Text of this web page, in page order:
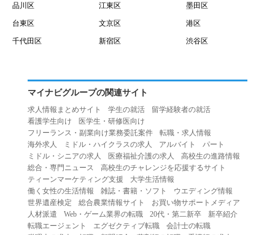
開始日前までに、利用者が賃貸借契約を解除することを意
味します。
１３.「中途解約」とは、賃貸借契約期間の途中で、利用者
１.利用者は、本サービスを利用する上で次の各号に定める
とします。
（１）重複、虚偽の情報、または自己以外の情報を登録す
る行為
（２）第三者になりすまして本サービスを利用する行為
（３）当社または第三者の著作権等の知的財産権、プライ
バシー、その他の権利を侵害する行為
（４）当社または第三者を誹謗中傷する行為
（５）当社または第三者に不利益を与える行為
品川区 江東区 墨田区
台東区 文京区 港区
千代田区 新宿区 渋谷区
マイナビグループの関連サイト
求人情報まとめサイト 学生の就活
留学経験者の就活
看護学生向け
医学生・研修医向け
フリーランス・副業向け業務委託案件
転職・求人情報
海外求人
ミドル・ハイクラスの求人 アルバイト
パート
ミドル・シニアの求人
医療福祉介護の求人
高校生の進路情報
総合・専門ニュース
高校生のチャレンジを応援するサイト
ティーンマーケティング支援
大学生活情報
働く女性の生活情報
雑誌・書籍・ソフト
ウエディング情報
世界遺産検定
総合農業情報サイト
お買い物サポートメディア
人材派遣
Web・ゲーム業界の転職 20代・第二新卒
新卒紹介
転職エージェント
エグゼクティブ転職
会計士の転職